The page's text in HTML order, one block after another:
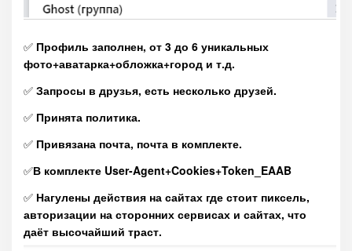
✅ Профиль заполнен, от 3 до 6 уникальных
фото+аватарка+обложка+город и т.д.
✅ Запросы в друзья, есть несколько друзей.
✅ Принята политика.
✅ Привязана почта, почта в комплекте.
✅В комплекте User-Agent+Cookies+Token_EAAB
✅ Нагулены действия на сайтах где стоит пиксель,
авторизации на сторонних сервисах и сайтах, что
даёт высочайший траст.